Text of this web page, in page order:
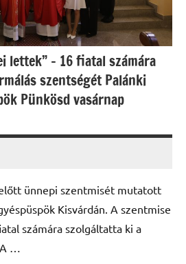
lettek” – 16 fiatal számára
szentségét Palánki
Pünkösd vasárnap
ünnepi szentmisét mutatott
Kisvárdán. A szentmise
számára szolgáltatta ki a
…